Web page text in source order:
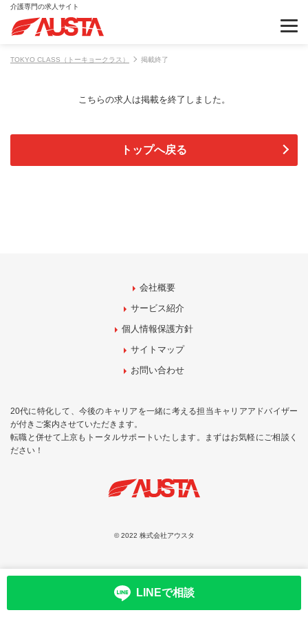
介護専門の求人サイト
TOKYO CLASS（トーキョークラス） 掲載終了
こちらの求人は掲載を終了しました。
トップへ戻る
LINEで相談
会社概要
サービス紹介
個人情報保護方針
サイトマップ
お問い合わせ
20代に特化して、今後のキャリアを一緒に考える担当キャリアアドバイザー
が付きご案内させていただきます。
転職と併せて上京もトータルサポートいたします。まずはお気軽にご相談く
ださい！
© 2022 株式会社アウスタ